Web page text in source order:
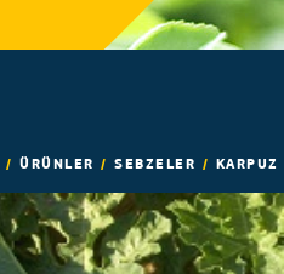
/ÜRÜNLER /SEBZELER / KARPUZ